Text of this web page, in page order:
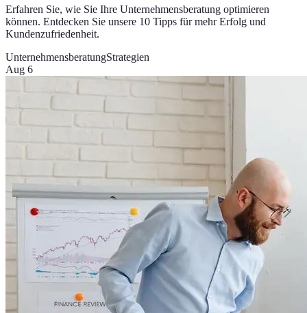
Erfahren Sie, wie Sie Ihre Unternehmensberatung optimieren
können. Entdecken Sie unsere 10 Tipps für mehr Erfolg und
Kundenzufriedenheit.
UnternehmensberatungStrategien
Aug 6